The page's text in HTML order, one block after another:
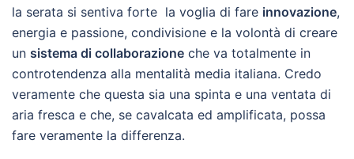
la serata si sentiva forte la voglia di fare innovazione,
energia e passione, condivisione e la volontà di creare
un sistema di collaborazione che va totalmente in
controtendenza alla mentalità media italiana. Credo
veramente che questa sia una spinta e una ventata di
aria fresca e che, se cavalcata ed amplificata, possa
fare veramente la differenza.